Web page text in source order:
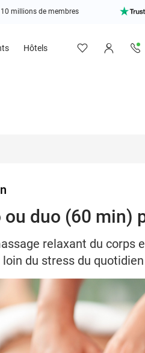
millions de membres
Hôtels
duo (60 min)
relaxant du corps
du stress du quotidien